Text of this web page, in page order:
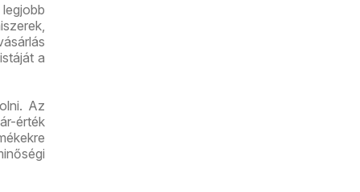
a
Az
érték